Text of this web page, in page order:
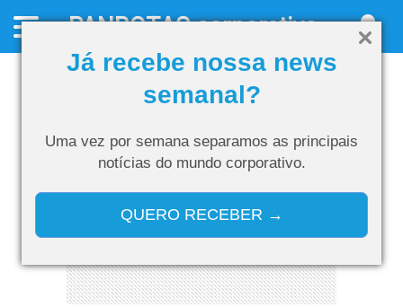
Já recebe nossa news
semanal?
Uma vez por semana separamos as principais
notícias do mundo corporativo.
QUERO RECEBER →
PANROTAScorporativo